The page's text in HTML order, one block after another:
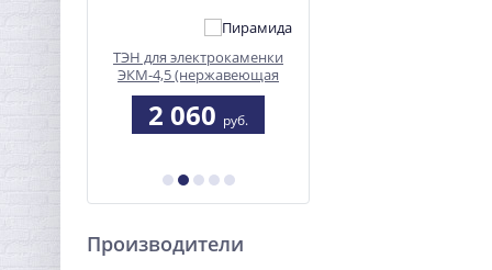
ТЭН для электрокаменки
ЭКМ-4,5 (нержавеющая
сетка)
2 060 руб.
Производители